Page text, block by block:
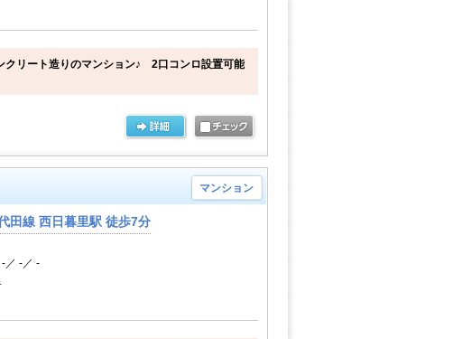
クリート造りのマンション♪ 2口コンロ設置可能
マンション
田線 西日暮里駅 徒歩7分
-／ -／ -